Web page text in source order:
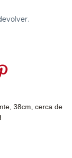
38cm, cerca de